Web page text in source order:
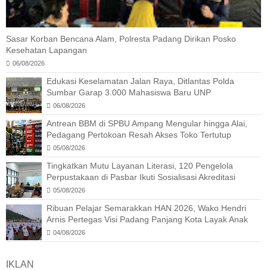
Sasar Korban Bencana Alam, Polresta Padang Dirikan Posko
Kesehatan Lapangan
06/08/2026
Edukasi Keselamatan Jalan Raya, Ditlantas Polda
Sumbar Garap 3.000 Mahasiswa Baru UNP
06/08/2026
Antrean BBM di SPBU Ampang Mengular hingga Alai,
Pedagang Pertokoan Resah Akses Toko Tertutup
05/08/2026
Tingkatkan Mutu Layanan Literasi, 120 Pengelola
Perpustakaan di Pasbar Ikuti Sosialisasi Akreditasi
05/08/2026
Ribuan Pelajar Semarakkan HAN 2026, Wako Hendri
Arnis Pertegas Visi Padang Panjang Kota Layak Anak
04/08/2026
IKLAN